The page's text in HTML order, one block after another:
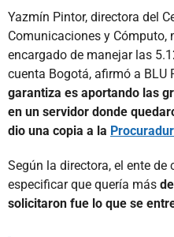
Yazmín Pintor, directora del
Comunicaciones y Cómputo,
encargado de manejar las
cuenta Bogotá, afirmó a BLU
garantiza es aportando las
en un servidor donde
dio una copia a la
Según la directora, el ente de
especificar que quería más
solicitaron fue lo que se